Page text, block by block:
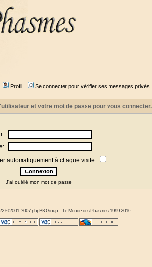
Profil Se connecter pour vérifier ses messages privés
et votre mot de passe pour vous connecter.
automatiquement à chaque visite:
J'ai oublié mon mot de passe
© 2001, 2007 phpBB Group : :Le Monde des Phasmes, 1999-2010